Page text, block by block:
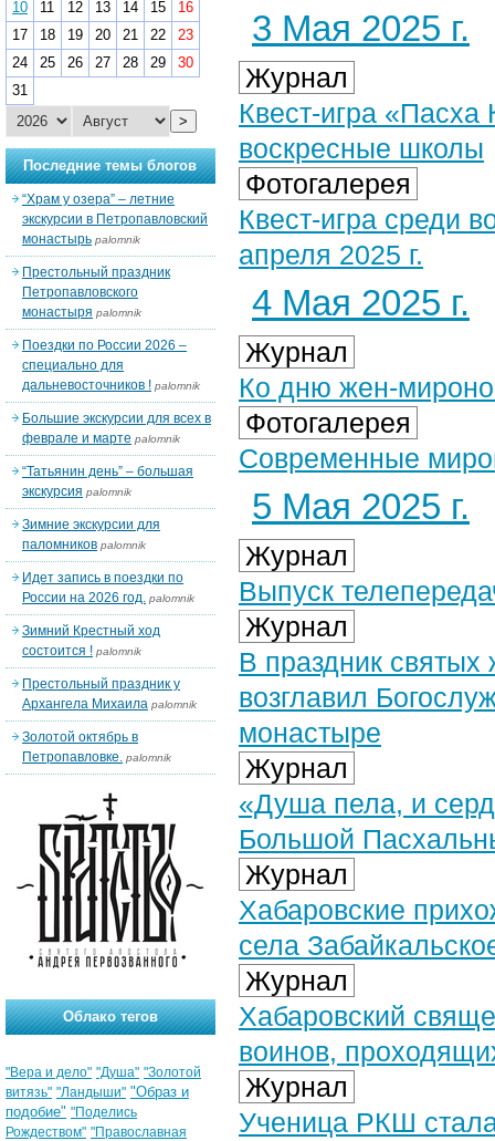
3 Мая 2025 г.
Журнал
Квест-игра
воскресные школы
Фотогалерея
Квест-игра среди
апреля 2025 г.
4 Мая 2025 г.
Журнал
Ко дню жен-
Фотогалерея
Современные
5 Мая 2025 г.
Журнал
Выпуск
Журнал
В праздник
возглавил
монастыре
Журнал
«Душа пела, и
Большой
Журнал
Хабаровские
села
Журнал
Хабаровский
воинов,
Журнал
Ученица РКШ
10
11 12 13 14 15
16
17
18 19 20 21 22
23
24
25 26 27 28 29
30
31
>
Последние темы блогов
“Храм у озера” – летние
экскурсии в Петропавловский
монастырь palomnik
Престольный праздник
Петропавловского
монастыря palomnik
Поездки по России 2026 –
специально для
дальневосточников ! palomnik
Большие экскурсии для всех в
феврале и марте palomnik
“Татьянин день” – большая
экскурсия palomnik
Зимние экскурсии для
паломников palomnik
Идет запись в поездки по
России на 2026 год. palomnik
Зимний Крестный ход
состоится ! palomnik
Престольный праздник у
Архангела Михаила palomnik
Золотой октябрь в
Петропавловке. palomnik
Облако тегов
"Вера и дело" "Душа" "Золотой
витязь" "Ландыши" "Образ и
подобие" "Поделись
Рождеством" "Православная